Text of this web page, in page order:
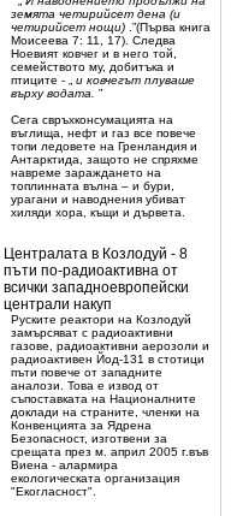
земята четирийсет дена (и
четирийсет нощи) .”(Първа книга
Моисеева 7: 11, 17). Следва
Ноевият ковчег и в него той,
семейството му, добитъка и
птиците - „ и ковчегът плуваше
върху водата.
”
Сега свръхконсумацията на
въглища, нефт и газ все повече
топи ледовете на Гренландия и
Антарктида, защото не спряхме
навреме зараждането на
топлинната вълна – и бури,
урагани и наводнения убиват
хиляди хора, къщи и дървета.
Централата в Козлодуй - 8
пъти по-радиоактивна от
всички западноевропейски
централи накуп
Руските реактори на Козлодуй
замърсяват с радиоактивни
газове, радиоактивни аерозоли и
радиоактивен Йод-131 в стотици
пъти повече от западните
аналози. Това е извод от
съпоставката на Националните
доклади на страните, членки на
Конвенцията за Ядрена
Безопасност, изготвени за
срещата през м. април 2005 г.във
Виена - алармира
екологическата организация
"Екогласност".